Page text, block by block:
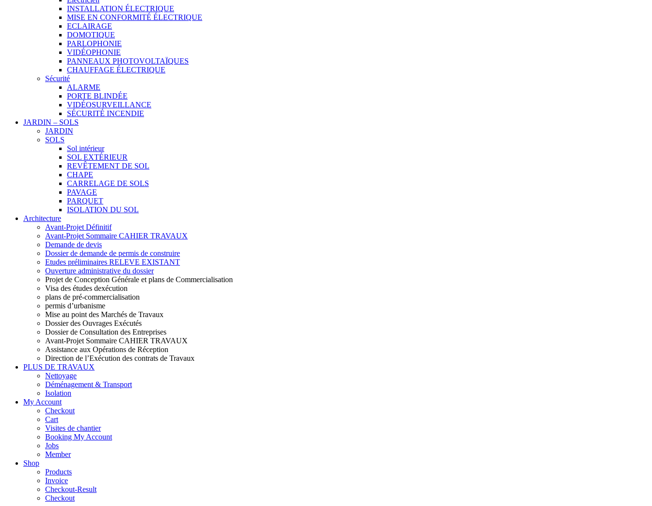
INSTALLATION ÉLECTRIQUE
MISE EN CONFORMITÉ ÉLECTRIQUE
ECLAIRAGE
DOMOTIQUE
PARLOPHONIE
VIDÉOPHONIE
PANNEAUX PHOTOVOLTAÏQUES
CHAUFFAGE ÉLECTRIQUE
Sécurité
ALARME
PORTE BLINDÉE
VIDÉOSURVEILLANCE
SÉCURITÉ INCENDIE
JARDIN – SOLS
JARDIN
SOLS
Sol intérieur
SOL EXTÉRIEUR
REVÊTEMENT DE SOL
CHAPE
CARRELAGE DE SOLS
PAVAGE
PARQUET
ISOLATION DU SOL
Architecture
Avant-Projet Définitif
Avant-Projet Sommaire CAHIER TRAVAUX
Demande de devis
Dossier de demande de permis de construire
Etudes préliminaires RELEVE EXISTANT
Ouverture administrative du dossier
Projet de Conception Générale et plans de Commercialisation
Visa des études dexécution
plans de pré-commercialisation
permis d’urbanisme
Mise au point des Marchés de Travaux
Dossier des Ouvrages Exécutés
Dossier de Consultation des Entreprises
Avant-Projet Sommaire CAHIER TRAVAUX
Assistance aux Opérations de Réception
Direction de l’Exécution des contrats de Travaux
PLUS DE TRAVAUX
Nettoyage
Déménagement & Transport
Isolation
My Account
Checkout
Cart
Visites de chantier
Booking My Account
Jobs
Member
Shop
Products
Invoice
Checkout-Result
Checkout